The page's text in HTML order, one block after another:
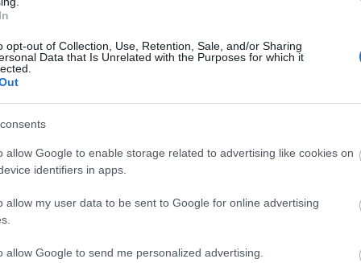
opt-out of Collection, Use, Retention, Sale, and/or Sharing
Data that Is Unrelated with the Purposes for which it
allow Google to enable storage related to advertising like cookies on
identifiers in apps.
allow my user data to be sent to Google for online advertising
allow Google to send me personalized advertising.